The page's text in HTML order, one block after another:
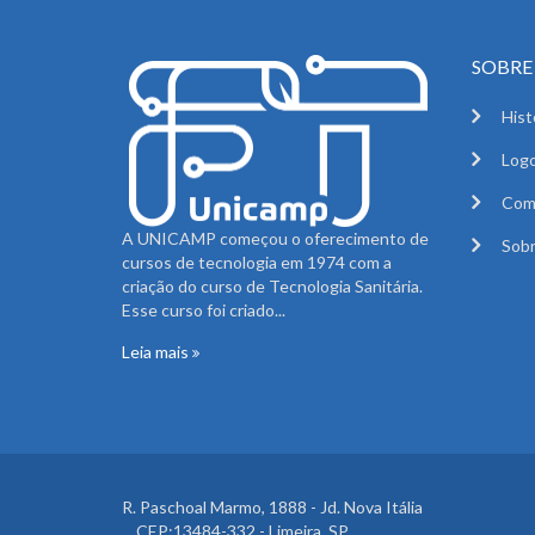
A UNICAMP começou o oferecimento de
cursos de tecnologia em 1974 com a
criação do curso de Tecnologia Sanitária.
Esse curso foi criado...
Leia mais
R. Paschoal Marmo, 1888 - Jd. Nova Itália
CEP:13484-332 - Limeira, SP